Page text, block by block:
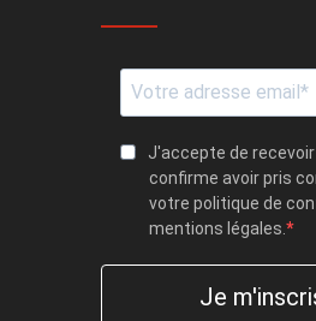
J'accepte de
confirme avoir pris
votre politique de
mentions légales.
Je